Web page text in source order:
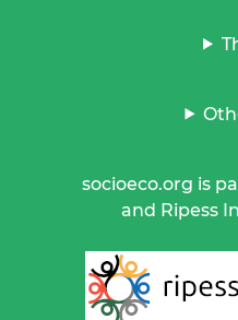
socioeco.org is
and Ripess